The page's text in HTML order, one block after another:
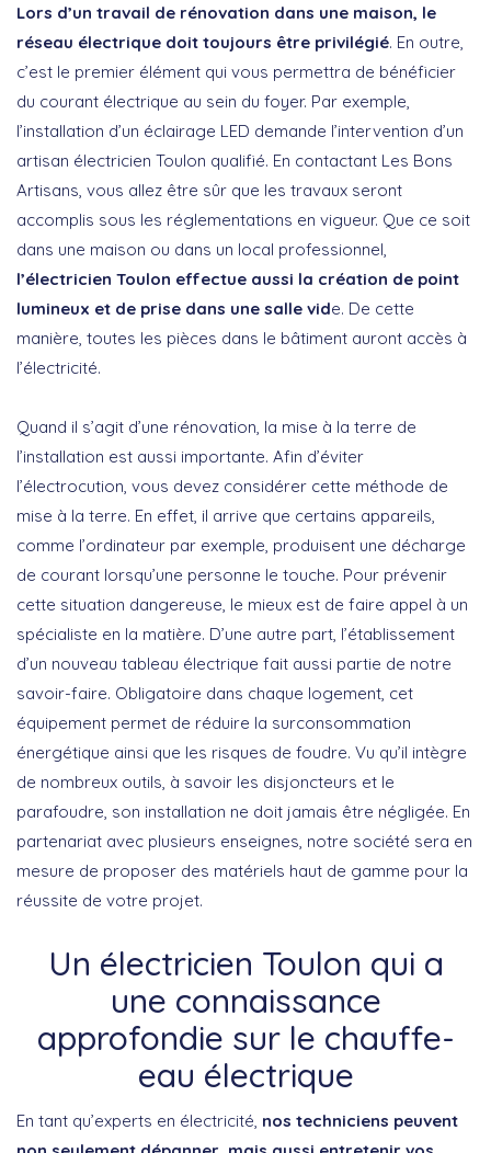
Lors d’un travail de rénovation dans une maison, le
réseau électrique doit toujours être privilégié. En outre,
c’est le premier élément qui vous permettra de bénéficier
du courant électrique au sein du foyer. Par exemple,
l’installation d’un éclairage LED demande l’intervention d’un
artisan électricien Toulon qualifié. En contactant Les Bons
Artisans, vous allez être sûr que les travaux seront
accomplis sous les réglementations en vigueur. Que ce soit
dans une maison ou dans un local professionnel,
l’électricien Toulon effectue aussi la création de point
lumineux et de prise dans une salle vide. De cette
manière, toutes les pièces dans le bâtiment auront accès à
l’électricité.
Quand il s’agit d’une rénovation, la mise à la terre de
l’installation est aussi importante. Afin d’éviter
l’électrocution, vous devez considérer cette méthode de
mise à la terre. En effet, il arrive que certains appareils,
comme l’ordinateur par exemple, produisent une décharge
de courant lorsqu’une personne le touche. Pour prévenir
cette situation dangereuse, le mieux est de faire appel à un
spécialiste en la matière. D’une autre part, l’établissement
d’un nouveau tableau électrique fait aussi partie de notre
savoir-faire. Obligatoire dans chaque logement, cet
équipement permet de réduire la surconsommation
énergétique ainsi que les risques de foudre. Vu qu’il intègre
de nombreux outils, à savoir les disjoncteurs et le
parafoudre, son installation ne doit jamais être négligée. En
partenariat avec plusieurs enseignes, notre société sera en
mesure de proposer des matériels haut de gamme pour la
réussite de votre projet.
Un électricien Toulon qui a
une connaissance
approfondie sur le chauffe-
eau électrique
En tant qu’experts en électricité, nos techniciens peuvent